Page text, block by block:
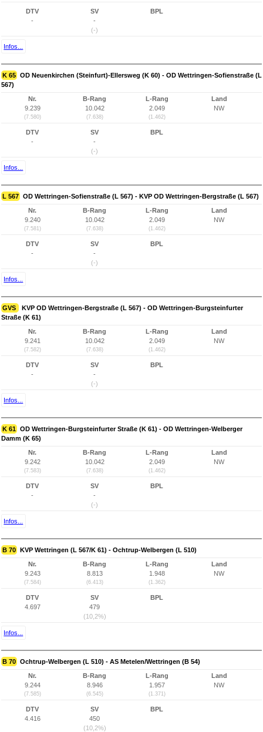
DTV
-
SV
-
(-)
BPL
Infos...
K 65 OD Neuenkirchen (Steinfurt)-Ellersweg (K 60) - OD Wettringen-Sofienstraße (L
567)
Nr.
9.239
(7.580)
B-Rang
10.042
(7.638)
L-Rang
2.049
(1.462)
Land
NW
DTV
-
SV
-
(-)
BPL
Infos...
L 567 OD Wettringen-Sofienstraße (L 567) - KVP OD Wettringen-Bergstraße (L 567)
Nr.
9.240
(7.581)
B-Rang
10.042
(7.638)
L-Rang
2.049
(1.462)
Land
NW
DTV
-
SV
-
(-)
BPL
Infos...
GVS
KVP OD Wettringen-Bergstraße (L 567) - OD Wettringen-Burgsteinfurter
Straße (K 61)
Nr.
9.241
(7.582)
B-Rang
10.042
(7.638)
L-Rang
2.049
(1.462)
Land
NW
DTV
-
SV
-
(-)
BPL
Infos...
K 61 OD Wettringen-Burgsteinfurter Straße (K 61) - OD Wettringen-Welberger
Damm (K 65)
Nr.
9.242
(7.583)
B-Rang
10.042
(7.638)
L-Rang
2.049
(1.462)
Land
NW
DTV
-
SV
-
(-)
BPL
Infos...
B 70 KVP Wettringen (L 567/K 61) - Ochtrup-Welbergen (L 510)
Nr.
9.243
(7.584)
B-Rang
8.813
(6.413)
L-Rang
1.948
(1.362)
Land
NW
DTV
4.697
SV
479
(10,2%)
BPL
Infos...
B 70 Ochtrup-Welbergen (L 510) - AS Metelen/Wettringen (B 54)
Nr.
9.244
(7.585)
B-Rang
8.946
(6.545)
L-Rang
1.957
(1.371)
Land
NW
DTV
4.416
SV
450
(10,2%)
BPL